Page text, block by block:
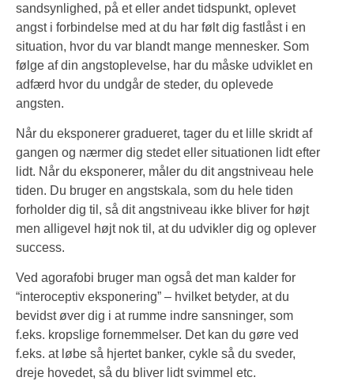
sandsynlighed, på et eller andet tidspunkt, oplevet
angst i forbindelse med at du har følt dig fastlåst i en
situation, hvor du var blandt mange mennesker. Som
følge af din angstoplevelse, har du måske udviklet en
adfærd hvor du undgår de steder, du oplevede
angsten.
Når du eksponerer gradueret, tager du et lille skridt af
gangen og nærmer dig stedet eller situationen lidt efter
lidt. Når du eksponerer, måler du dit angstniveau hele
tiden. Du bruger en angstskala, som du hele tiden
forholder dig til, så dit angstniveau ikke bliver for højt
men alligevel højt nok til, at du udvikler dig og oplever
success.
Ved agorafobi bruger man også det man kalder for
“interoceptiv eksponering” – hvilket betyder, at du
bevidst øver dig i at rumme indre sansninger, som
f.eks. kropslige fornemmelser. Det kan du gøre ved
f.eks. at løbe så hjertet banker, cykle så du sveder,
dreje hovedet, så du bliver lidt svimmel etc.